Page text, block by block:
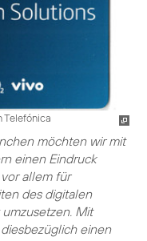
Telefónica
möchten wir mit
einen Eindruck
allem für
des digitalen
Mit
einen